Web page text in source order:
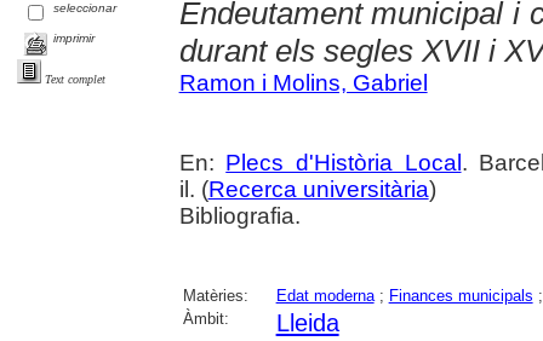
seleccionar
imprimir
Text complet
Endeutament municipal i
durant els segles XVII i
Ramon i Molins, Gabriel
En: Plecs d'Història Local .
il. (Recerca universitària)
Bibliografia.
Matèries: Edat moderna; Finances municipals
Àmbit:
Lleida